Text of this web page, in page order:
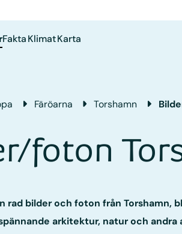
FaktaKlimatKarta
Färöarna Torshamn
foton
rad bilder och foton från Torshamn,
arkitektur, natur och